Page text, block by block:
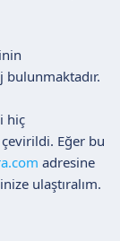
bulunmaktadır.
hiç
Eğer bu
adresine
ulaştıralım.